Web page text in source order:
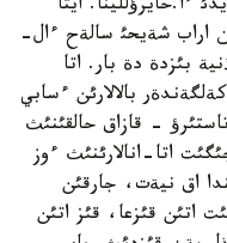
ءا.حايرؤللينا. ايتا
اراب شةيحئ سالةح ءال-
بئزدة دة بار. اتا
بالالارئن ءسابي
- قازاق حالقئنئث
اتا-انالارئنئث ءوز
اق نيةت، جارقئن
اتئن قئزعا، قئز اتئن